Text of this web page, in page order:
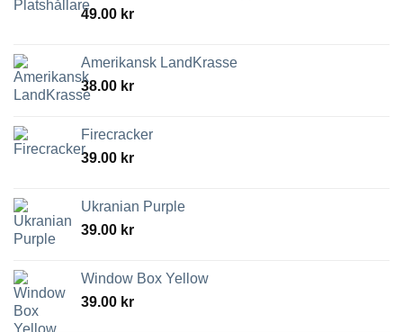
49.00 kr
Amerikansk LandKrasse
38.00 kr
Firecracker
39.00 kr
Ukranian Purple
39.00 kr
Window Box Yellow
39.00 kr